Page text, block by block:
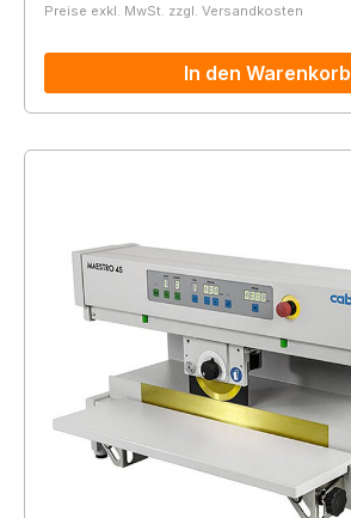
Preise exkl. MwSt. zzgl. Versandkosten
In den Warenkorb